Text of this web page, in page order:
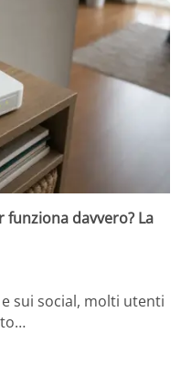
davvero? La
sui social, molti utenti